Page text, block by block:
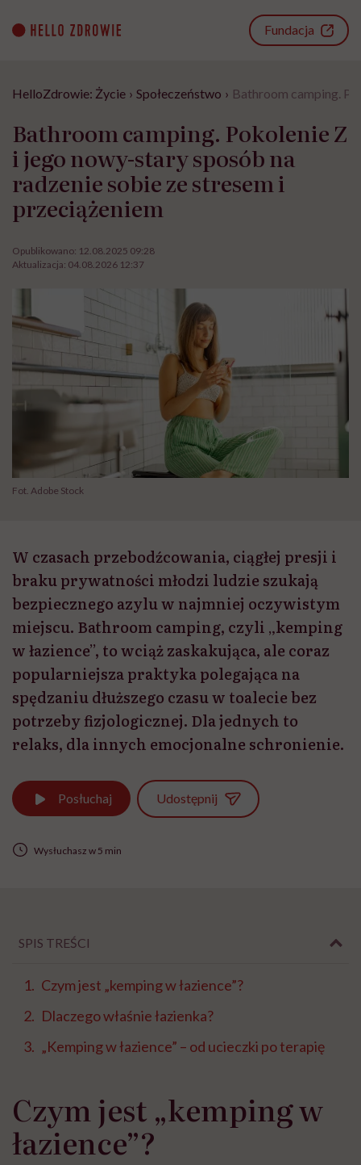
content
Fundacja
HelloZdrowie: Życie › Społeczeństwo › Bathroom camping.
Bathroom camping. Pokolenie Z
i jego nowy-stary sposób na
radzenie sobie ze stresem i
przeciążeniem
Opublikowano: 12.08.2025 09:28
Aktualizacja: 04.08.2026 12:37
Fot. Adobe Stock
W czasach przebodźcowania, ciągłej presji i
braku prywatności młodzi ludzie szukają
bezpiecznego azylu w najmniej oczywistym
miejscu. Bathroom camping, czyli „kemping
w łazience”, to wciąż zaskakująca, ale coraz
popularniejsza praktyka polegająca na
spędzaniu dłuższego czasu w toalecie bez
potrzeby fizjologicznej. Dla jednych to
relaks, dla innych emocjonalne schronienie.
Posłuchaj Udostępnij
Wysłuchasz w 5 min
SPIS TREŚCI
Czym jest „kemping w łazience”?
Dlaczego właśnie łazienka?
„Kemping w łazience” – od ucieczki po terapię
Czym jest „kemping w
łazience”?